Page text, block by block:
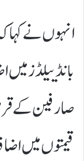
بانڈ ییلڈز
صارفین کے
قیمتوں میں